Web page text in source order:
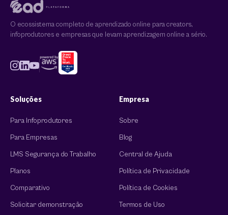
O ecossistema completo de aprendizado online para creators,
infoprodutores e empresas que levam aprendizagem online a sério.
Soluções
Para Infoprodutores
Para Empresas
LMS Segurança do Trabalho
Planos
Comparativo
Solicitar demonstração
Empresa
Sobre
Blog
Central de Ajuda
Política de Privacidade
Política de Cookies
Termos de Uso